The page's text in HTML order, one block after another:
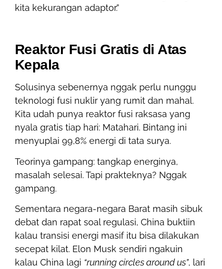
kita kekurangan adaptor.”
Reaktor Fusi Gratis di Atas
Kepala
Solusinya sebenernya nggak perlu nunggu
teknologi fusi nuklir yang rumit dan mahal.
Kita udah punya reaktor fusi raksasa yang
nyala gratis tiap hari: Matahari. Bintang ini
menyuplai 99,8% energi di tata surya.
Teorinya gampang: tangkap energinya,
masalah selesai. Tapi prakteknya? Nggak
gampang.
Sementara negara-negara Barat masih sibuk
debat dan rapat soal regulasi, China buktiin
kalau transisi energi masif itu bisa dilakukan
secepat kilat. Elon Musk sendiri ngakuin
kalau China lagi “running circles around us”, lari